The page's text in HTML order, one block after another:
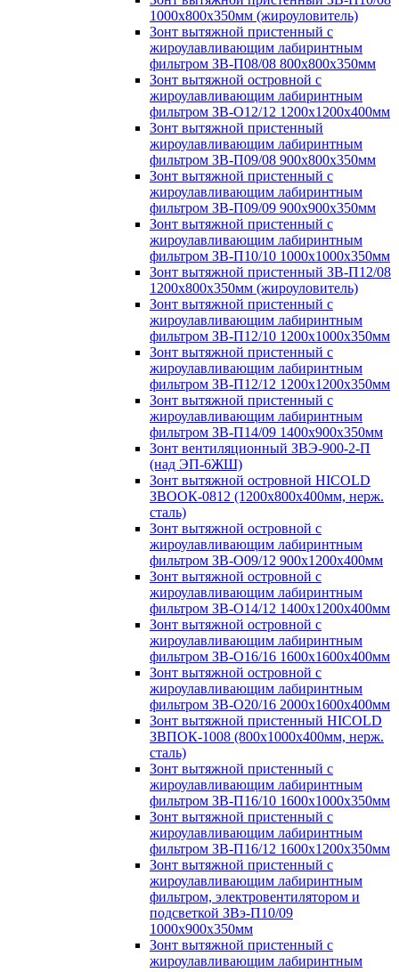
1000х800х350мм (жироуловитель)
Зонт вытяжной пристенный с
жироулавливающим лабиринтным
фильтром ЗВ-П08/08 800х800х350мм
Зонт вытяжной островной с
жироулавливающим лабиринтным
фильтром ЗВ-О12/12 1200х1200х400мм
Зонт вытяжной пристенный
жироулавливающим лабиринтным
фильтром ЗВ-П09/08 900х800х350мм
Зонт вытяжной пристенный с
жироулавливающим лабиринтным
фильтром ЗВ-П09/09 900х900х350мм
Зонт вытяжной пристенный с
жироулавливающим лабиринтным
фильтром ЗВ-П10/10 1000х1000х350мм
Зонт вытяжной пристенный ЗВ-П12/08
1200х800х350мм (жироуловитель)
Зонт вытяжной пристенный с
жироулавливающим лабиринтным
фильтром ЗВ-П12/10 1200х1000х350мм
Зонт вытяжной пристенный с
жироулавливающим лабиринтным
фильтром ЗВ-П12/12 1200х1200х350мм
Зонт вытяжной пристенный с
жироулавливающим лабиринтным
фильтром ЗВ-П14/09 1400х900х350мм
Зонт вентиляционный ЗВЭ-900-2-П
(над ЭП-6ЖШ)
Зонт вытяжной островной HICOLD
ЗВООК-0812 (1200х800x400мм, нерж.
сталь)
Зонт вытяжной островной с
жироулавливающим лабиринтным
фильтром ЗВ-О09/12 900х1200х400мм
Зонт вытяжной островной с
жироулавливающим лабиринтным
фильтром ЗВ-О14/12 1400х1200х400мм
Зонт вытяжной островной с
жироулавливающим лабиринтным
фильтром ЗВ-О16/16 1600х1600х400мм
Зонт вытяжной островной с
жироулавливающим лабиринтным
фильтром ЗВ-О20/16 2000х1600х400мм
Зонт вытяжной пристенный HICOLD
ЗВПОК-1008 (800х1000х400мм, нерж.
сталь)
Зонт вытяжной пристенный с
жироулавливающим лабиринтным
фильтром ЗВ-П16/10 1600х1000х350мм
Зонт вытяжной пристенный с
жироулавливающим лабиринтным
фильтром ЗВ-П16/12 1600х1200х350мм
Зонт вытяжной пристенный с
жироулавливающим лабиринтным
фильтром, электровентилятором и
подсветкой ЗВэ-П10/09
1000х900х350мм
Зонт вытяжной пристенный с
жироулавливающим лабиринтным